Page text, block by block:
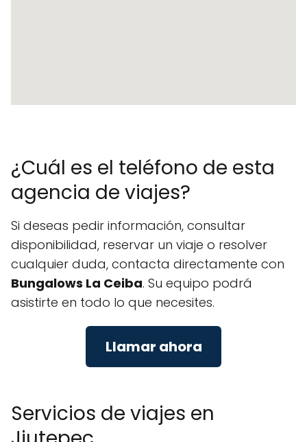
¿Cuál es el teléfono de esta
agencia de viajes?
Si deseas pedir información, consultar
disponibilidad, reservar un viaje o resolver
cualquier duda, contacta directamente con
Bungalows La Ceiba. Su equipo podrá
asistirte en todo lo que necesites.
Llamar ahora
Servicios de viajes en